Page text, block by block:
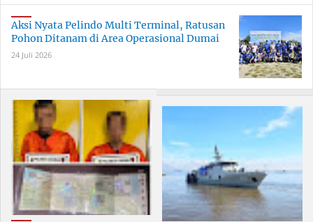
Aksi Nyata Pelindo Multi Terminal, Ratusan
Pohon Ditanam di Area Operasional Dumai
24 Juli 2026